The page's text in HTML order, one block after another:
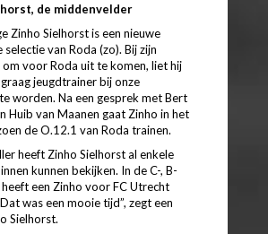
de middenvelder
Zinho Sielhorst is een nieuwe
selectie van Roda (zo). Bij zijn
om voor Roda uit te komen, liet hij
jeugdtrainer bij onze
worden. Na een gesprek met Bert
Huib van Maanen gaat Zinho in het
de O.12.1 van Roda trainen.
heeft Zinho Sielhorst al enkele
kunnen bekijken. In de C-, B-
een Zinho voor FC Utrecht
was een mooie tijd”, zegt een
Sielhorst.